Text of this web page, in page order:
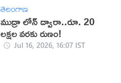
తెలంగాణ
ముద్రా లోన్ ద్వారా..రూ. 20
లక్షల వరకు రుణం!
Jul 16, 2026, 16:07 IST